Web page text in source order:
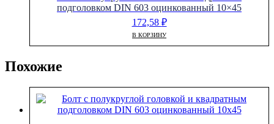
подголовком DIN 603 оцинкованный 10×45
172,58 ₽
В КОРЗИНУ
Похожие